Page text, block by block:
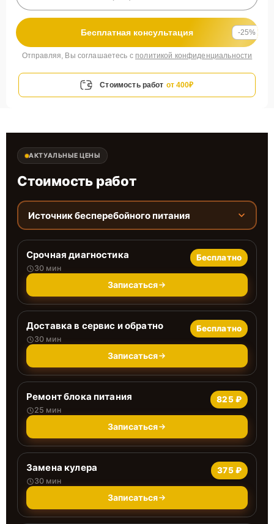
Бесплатная консультация -25%
Отправляя, Вы соглашаетесь с политикой конфиденциальности
Стоимость работ от 400₽
АКТУАЛЬНЫЕ ЦЕНЫ
Стоимость работ
Источник бесперебойного питания
Срочная диагностика
30 мин
Бесплатно
Записаться
Доставка в сервис и обратно
30 мин
Бесплатно
Записаться
Ремонт блока питания
25 мин
825 ₽
Записаться
Замена кулера
30 мин
375 ₽
Записаться